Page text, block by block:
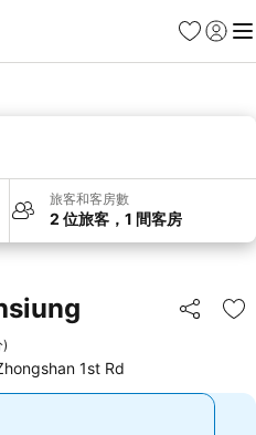
我的最愛
登入 選
旅客和客房數
2 位旅客，1 間客房
分享
加
)
1st Rd